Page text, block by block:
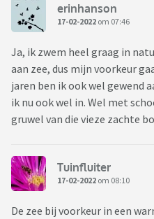
erinhanson
17-02-2022 om 07:46
Ja, ik zwem heel graag in
aan zee, dus mijn voorkeur
jaren ben ik ook wel gewend
ik nu ook wel in. Wel met
gruwel van die vieze zachte
Tuinfluiter
17-02-2022 om 08:10
De zee bij voorkeur in een